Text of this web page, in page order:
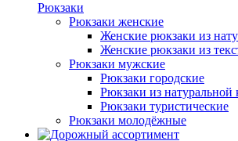
Рюкзаки
Рюкзаки женские
Женские рюкзаки из
Женские рюкзаки из
Рюкзаки мужские
Рюкзаки городские
Рюкзаки из натуральной
Рюкзаки туристические
Рюкзаки молодёжные